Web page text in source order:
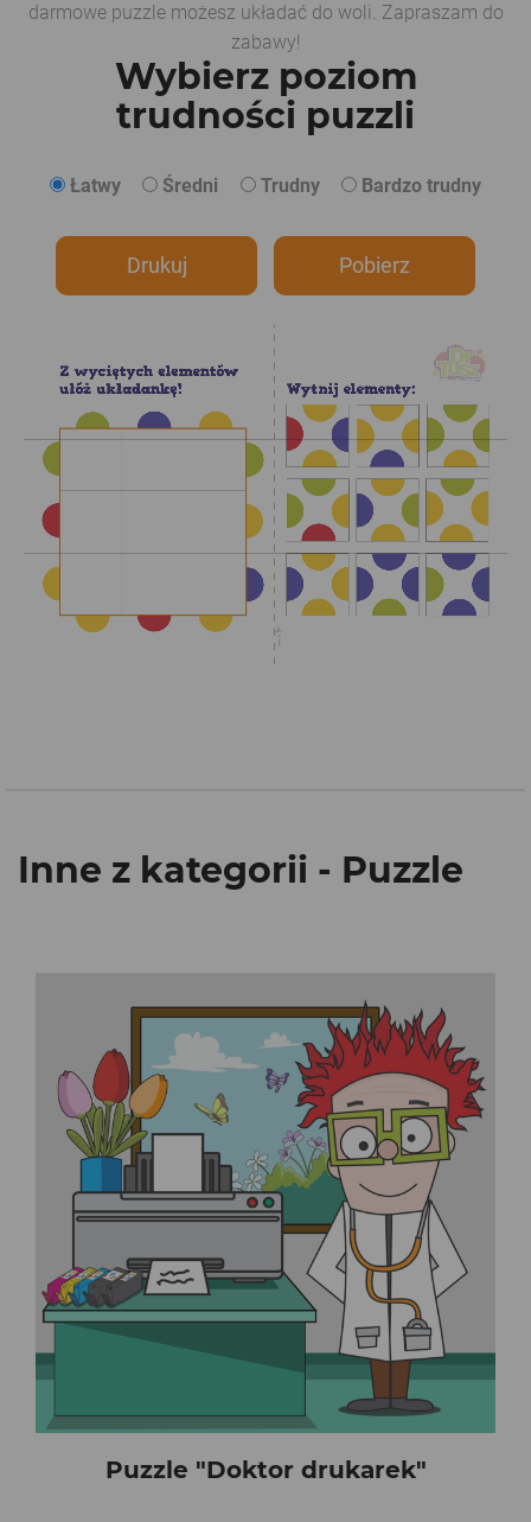
darmowe puzzle możesz układać do woli. Zapraszam do
zabawy!
Wybierz poziom
trudności puzzli
Łatwy Średni Trudny Bardzo trudny
Drukuj Pobierz
Inne z kategorii - Puzzle
Puzzle "Doktor drukarek"